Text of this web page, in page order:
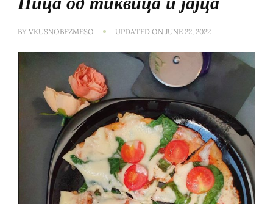
BY VKUSNOBEZMESO UPDATED ON JUNE 22, 2022